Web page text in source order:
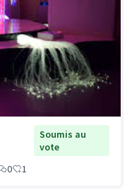
Soumis au
vote
0 1